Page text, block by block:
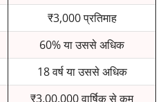
₹3,000 प्रतिमाह
60% या उससे अधिक
18 वर्ष या उससे अधिक
₹3,00,000 वार्षिक से कम